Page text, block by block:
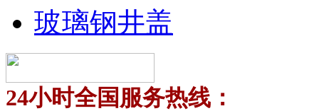
玻璃钢井盖
24小时全国服务热线：